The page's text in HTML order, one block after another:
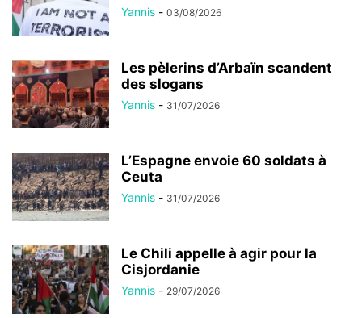
Yannis - 03/08/2026
Les pèlerins d’Arbaïn scandent
des slogans
Yannis - 31/07/2026
L’Espagne envoie 60 soldats à
Ceuta
Yannis - 31/07/2026
Le Chili appelle à agir pour la
Cisjordanie
Yannis - 29/07/2026